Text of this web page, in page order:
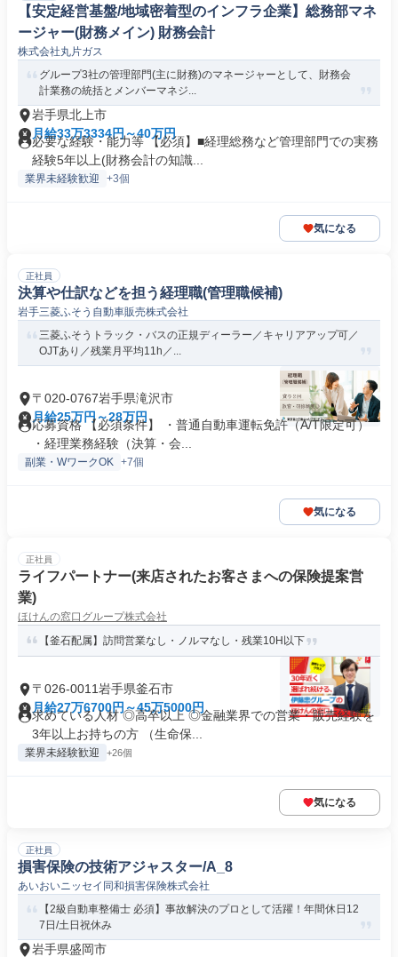
【安定経営基盤/地域密着型のインフラ企業】総務部マネ
ージャー(財務メイン) 財務会計
株式会社丸片ガス
グループ3社の管理部門(主に財務)のマネージャーとして、財務会
計業務の統括とメンバーマネジ...
岩手県北上市
月給33万3334円～40万円
必要な経験・能力等 【必須】■経理総務など管理部門での実務
経験5年以上(財務会計の知識...
業界未経験歓迎 +3個
気になる
正社員
決算や仕訳などを担う経理職(管理職候補)
岩手三菱ふそう自動車販売株式会社
三菱ふそうトラック・バスの正規ディーラー／キャリアアップ可／
OJTあり／残業月平均11h／...
〒020-0767岩手県滝沢市
月給25万円～28万円
応募資格 【必須条件】 ・普通自動車運転免許（A/T限定可）
・経理業務経験（決算・会...
副業・WワークOK +7個
気になる
正社員
ライフパートナー(来店されたお客さまへの保険提案営
業)
ほけんの窓口グループ株式会社
【釜石配属】訪問営業なし・ノルマなし・残業10H以下
〒026-0011岩手県釜石市
月給27万6700円～45万5000円
求めている人材 ◎高卒以上 ◎金融業界での営業・販売経験を
3年以上お持ちの方 （生命保...
業界未経験歓迎 +26個
気になる
正社員
損害保険の技術アジャスター/A_8
あいおいニッセイ同和損害保険株式会社
【2級自動車整備士 必須】事故解決のプロとして活躍！年間休日12
7日/土日祝休み
岩手県盛岡市